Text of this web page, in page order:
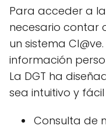
Para acceder a
necesario contar
un sistema
información
La DGT ha
sea intuitivo y
Consulta de